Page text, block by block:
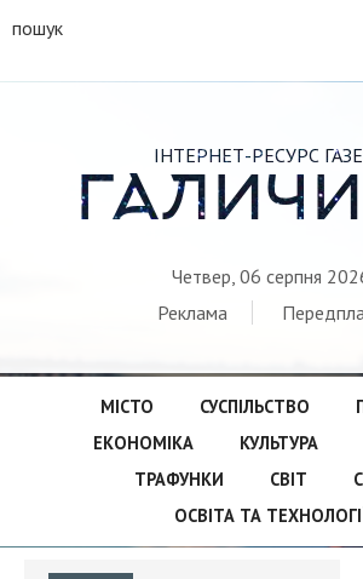
пошук
ІНТЕРНЕТ-РЕСУРС
Четвер, 06 серпня
Реклама
МІСТО СУСПІЛЬСТВО
ЕКОНОМІКА
КУЛЬТУРА
ТРАФУНКИ
СВІТ
ОСВІТА ТА